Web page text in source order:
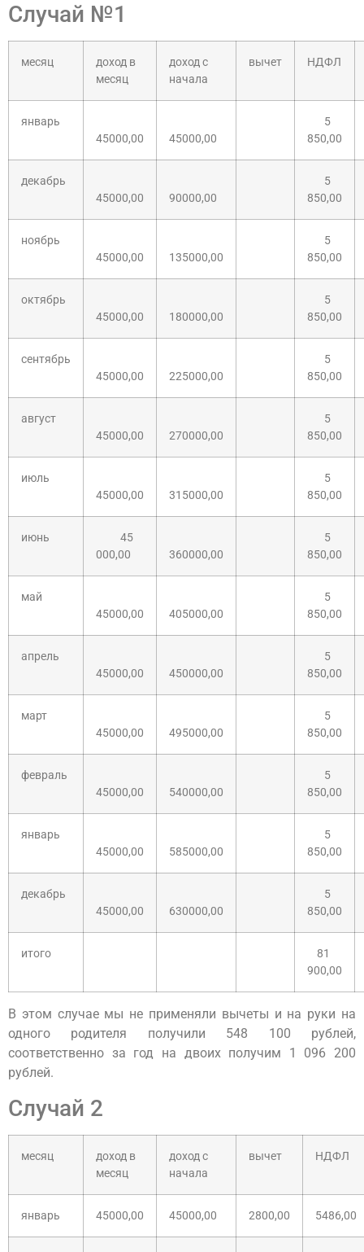
Случай №1
месяц
доход в
месяц
доход с
начала
вычет НДФЛ
январь
45000,00
45000,00
5
850,00
декабрь
45000,00
90000,00
5
850,00
ноябрь
45000,00
135000,00
5
850,00
октябрь
45000,00
180000,00
5
850,00
сентябрь
45000,00
225000,00
5
850,00
август
45000,00
270000,00
5
850,00
июль
45000,00
315000,00
5
850,00
июнь
45
000,00
360000,00
5
850,00
май
45000,00
405000,00
5
850,00
апрель
45000,00
450000,00
5
850,00
март
45000,00
495000,00
5
850,00
февраль
45000,00
540000,00
5
850,00
январь
45000,00
585000,00
5
850,00
декабрь
45000,00
630000,00
5
850,00
итого
81
900,00
В этом случае мы не применяли вычеты и на руки на
одного родителя получили 548 100 рублей,
соответственно за год на двоих получим 1 096 200
рублей.
Случай 2
месяц
доход в
месяц
доход с
начала
вычет НДФЛ
январь 45000,00 45000,00 2800,00 5486,00